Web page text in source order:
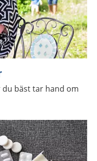
bäst tar hand om